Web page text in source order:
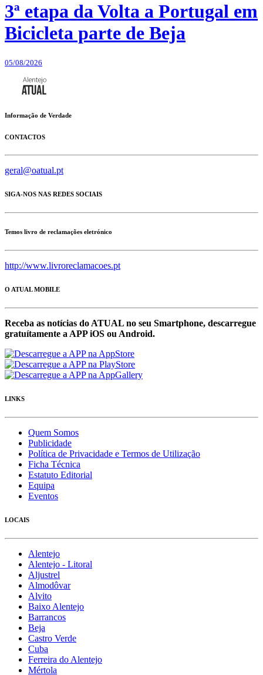
3ª etapa da Volta a Portugal em
Bicicleta parte de Beja
05/08/2026
Informação de Verdade
CONTACTOS
geral@oatual.pt
SIGA-NOS NAS REDES SOCIAIS
Temos livro de reclamações eletrónico
http://www.livroreclamacoes.pt
O ATUAL MOBILE
Receba as notícias do ATUAL no seu Smartphone, descarregue
gratuítamente a APP iOS ou Android.
LINKS
Quem Somos
Publicidade
Política de Privacidade e Termos de Utilização
Ficha Técnica
Estatuto Editorial
Equipa
Eventos
LOCAIS
Alentejo
Alentejo - Litoral
Aljustrel
Almodôvar
Alvito
Baixo Alentejo
Barrancos
Beja
Castro Verde
Cuba
Ferreira do Alentejo
Mértola